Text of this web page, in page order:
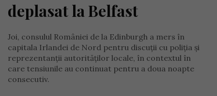
deplasat la Belfast
Joi, consulul României de la Edinburgh a mers în
capitala Irlandei de Nord pentru discuții cu poliția și
reprezentanții autorităților locale, în contextul în
care tensiunile au continuat pentru a doua noapte
consecutiv.